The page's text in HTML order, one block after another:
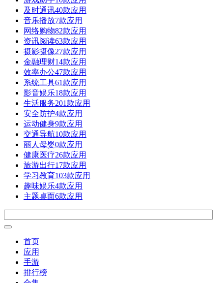
及时通讯40款应用
音乐播放7款应用
网络购物82款应用
资讯阅读63款应用
摄影摄像27款应用
金融理财14款应用
效率办公47款应用
系统工具61款应用
影音娱乐18款应用
生活服务201款应用
安全防护4款应用
运动健身9款应用
交通导航10款应用
丽人母婴0款应用
健康医疗26款应用
旅游出行17款应用
学习教育103款应用
趣味娱乐4款应用
主题桌面6款应用
首页
应用
手游
排行榜